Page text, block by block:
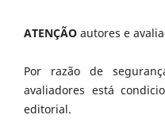
ATENÇÃO autores e
Por razão de
avaliadores está
editorial.